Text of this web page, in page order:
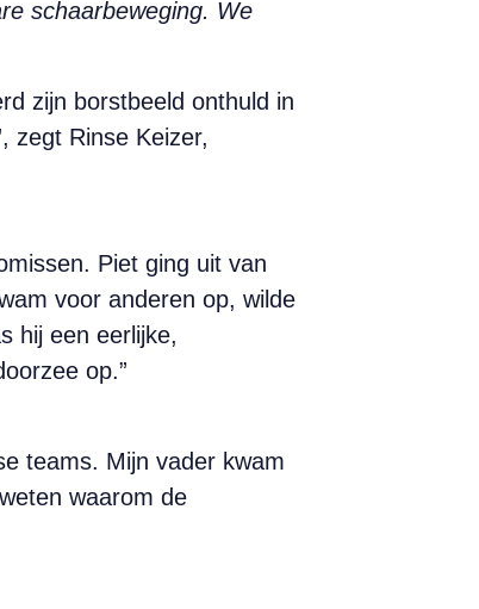
schaarbeweging. We
zijn borstbeeld onthuld in
zegt Rinse Keizer,
Piet ging uit van
voor anderen op, wilde
hij een eerlijke,
op.”
teams. Mijn vader kwam
waarom de